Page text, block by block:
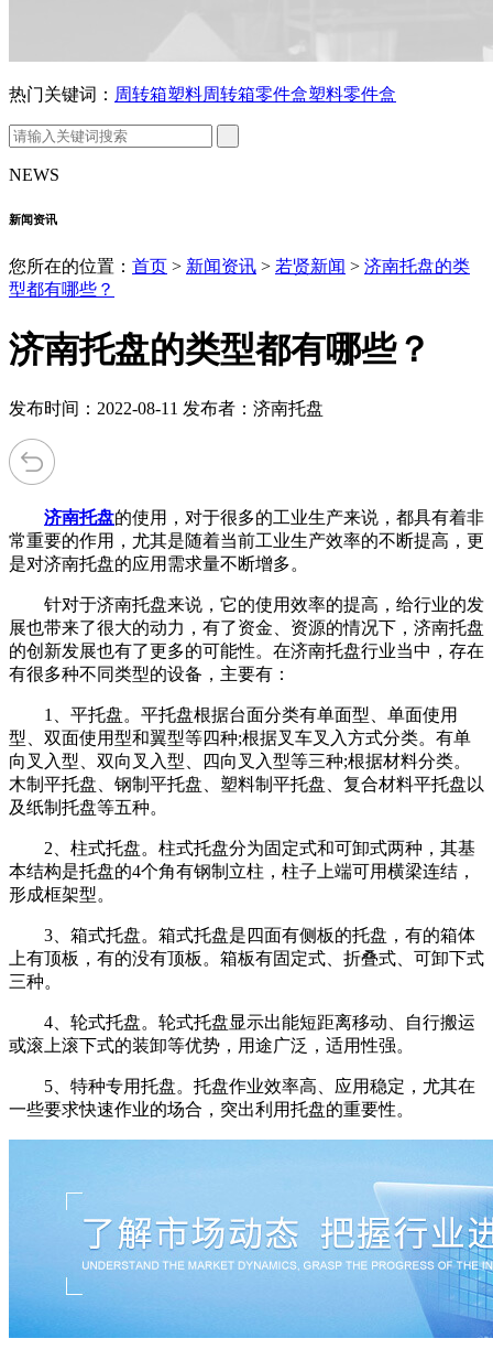
热门关键词： 周转箱塑料周转箱零件盒塑料零件盒
NEWS
新闻资讯
您所在的位置： 首页 > 新闻资讯 > 若贤新闻 > 济南托盘的类
型都有哪些？
济南托盘的类型都有哪些？
发布时间：2022-08-11 发布者：济南托盘
济南托盘的使用，对于很多的工业生产来说，都具有着非
常重要的作用，尤其是随着当前工业生产效率的不断提高，更
是对济南托盘的应用需求量不断增多。
针对于济南托盘来说，它的使用效率的提高，给行业的发
展也带来了很大的动力，有了资金、资源的情况下，济南托盘
的创新发展也有了更多的可能性。在济南托盘行业当中，存在
有很多种不同类型的设备，主要有：
1、平托盘。平托盘根据台面分类有单面型、单面使用
型、双面使用型和翼型等四种;根据叉车叉入方式分类。有单
向叉入型、双向叉入型、四向叉入型等三种;根据材料分类。
木制平托盘、钢制平托盘、塑料制平托盘、复合材料平托盘以
及纸制托盘等五种。
2、柱式托盘。柱式托盘分为固定式和可卸式两种，其基
本结构是托盘的4个角有钢制立柱，柱子上端可用横梁连结，
形成框架型。
3、箱式托盘。箱式托盘是四面有侧板的托盘，有的箱体
上有顶板，有的没有顶板。箱板有固定式、折叠式、可卸下式
三种。
4、轮式托盘。轮式托盘显示出能短距离移动、自行搬运
或滚上滚下式的装卸等优势，用途广泛，适用性强。
5、特种专用托盘。托盘作业效率高、应用稳定，尤其在
一些要求快速作业的场合，突出利用托盘的重要性。